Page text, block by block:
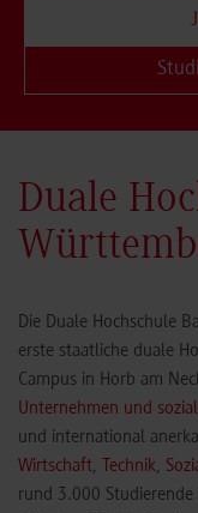
Duale
Die Duale Hochschule
erste staatliche duale
Campus in Horb am
Unternehmen und
und international
Wirtschaft, Technik,
rund 3.000